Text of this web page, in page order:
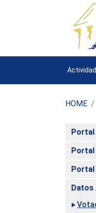
HOME
Portal
Portal
Portal
Datos